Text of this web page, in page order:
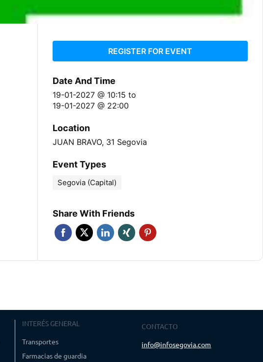
REGISTER FOR EVENT
Date And Time
19-01-2027 @ 10:15 to
19-01-2027 @ 22:00
Location
JUAN BRAVO, 31 Segovia
Event Types
Segovia (Capital)
Share With Friends
INTERÉS GENERAL
Transportes
Farmacias de guardia
CONTACTO
info@infosegovia.com